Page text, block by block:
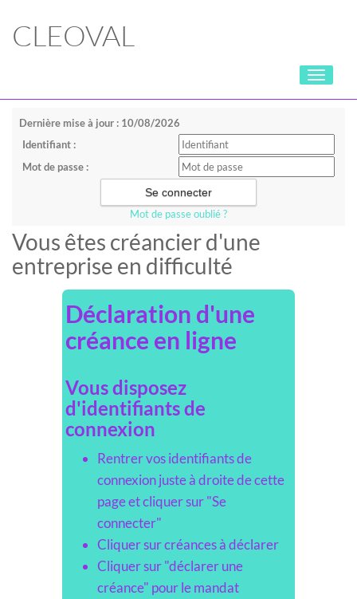
CLEOVAL
Toggle
Dernière mise à jour : 10/08/2026
Identifiant :
Mot de passe :
Mot de passe oublié ?
Vous êtes créancier d'une
entreprise en difficulté
Déclaration d'une
créance en ligne
Vous disposez
d'identifiants de
connexion
Rentrer vos identifiants de
connexion juste à droite de cette
page et cliquer sur "Se
connecter"
Cliquer sur créances à déclarer
Cliquer sur "déclarer une
créance" pour le mandat